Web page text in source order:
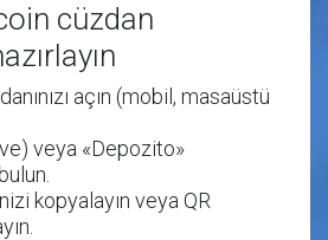
cüzdan
açın (mobil, masaüstü
veya «Depozito»
kopyalayın veya QR